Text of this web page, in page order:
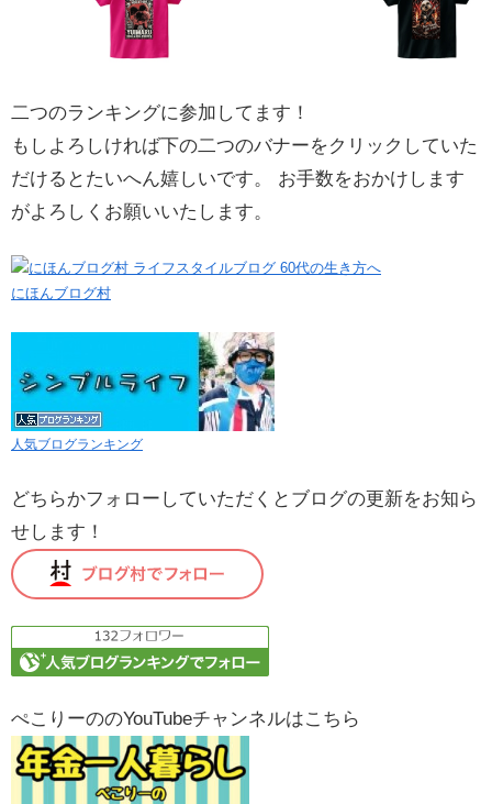
二つのランキングに参加してます！
もしよろしければ下の二つのバナーをクリックしていた
だけるとたいへん嬉しいです。 お手数をおかけします
がよろしくお願いいたします。
にほんブログ村
人気ブログランキング
どちらかフォローしていただくとブログの更新をお知ら
せします！
ぺこりーののYouTubeチャンネルはこちら